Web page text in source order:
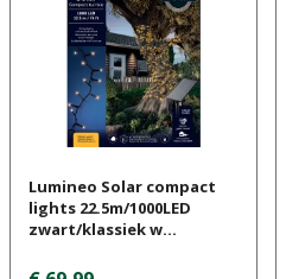
Lumineo Solar compact
lights 22.5m/1000LED
zwart/klassiek w…